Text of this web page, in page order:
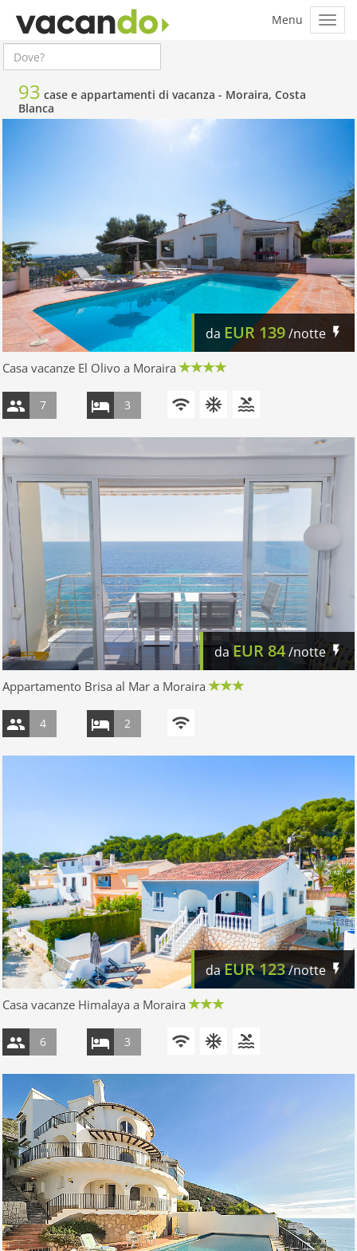
93 case e appartamenti di vacanza - Moraira, Costa
Blanca
da EUR 139/notte
Casa vacanze El Olivo a Moraira
7 3
da EUR84/notte
Appartamento Brisa al Mar a Moraira
4 2
daEUR123/notte
Casa vacanze Himalaya a Moraira
6 3